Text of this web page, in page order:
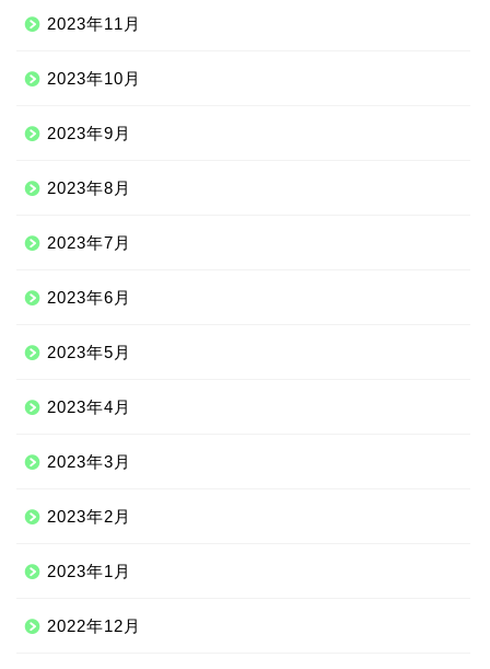
2023年11月
2023年10月
2023年9月
2023年8月
2023年7月
2023年6月
2023年5月
2023年4月
2023年3月
2023年2月
2023年1月
2022年12月